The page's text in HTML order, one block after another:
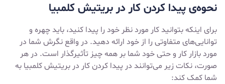
نحوه‌ی پیدا کردن کار در بریتیش کلمبیا
برای اینکه بتوانید کار مورد نظر خود را پیدا کنید، باید چهره‌ و
توانایی‌های متفاوتی را از خود ارائه دهید. در واقع نگرش شما در
مورد بازار کار و حتی خود شما بر همه چیز تأثیرگذار است. در هر
صورت، نکات زیر می‌توانند در پیدا کردن کار در بریتیش کلمبیا به
شما کمک کند: